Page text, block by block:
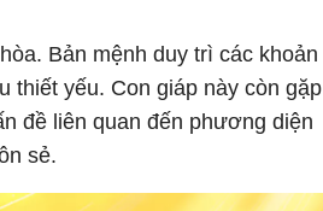
Bản mệnh duy trì các khoản
thiết yếu. Con giáp này còn gặp
đề liên quan đến phương diện
sẻ.